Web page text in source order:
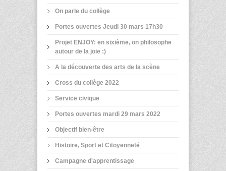
On parle du collège
Portes ouvertes Jeudi 30 mars 17h30
Projet ENJOY: en sixième, on philosophe
autour de la joie :)
A la découverte des arts de la scène
Cross du collège 2022
Service civique
Portes ouvertes mardi 29 mars 2022
Objectif bien-être
Histoire, Sport et Citoyenneté
Campagne d'apprentissage